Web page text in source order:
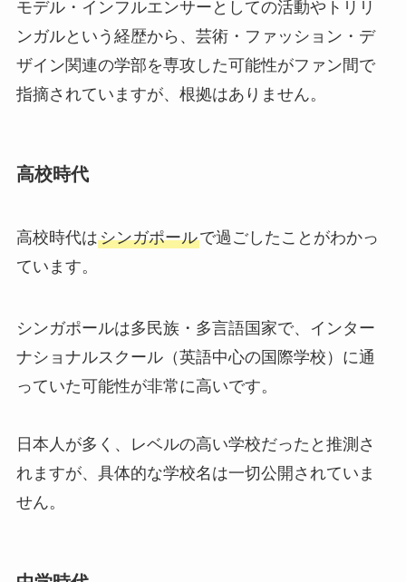
モデル・インフルエンサーとしての活動やトリリ
ンガルという経歴から、芸術・ファッション・デ
ザイン関連の学部を専攻した可能性がファン間で
指摘されていますが、根拠はありません。
高校時代
高校時代はシンガポールで過ごしたことがわかっ
ています。
シンガポールは多民族・多言語国家で、インター
ナショナルスクール（英語中心の国際学校）に通
っていた可能性が非常に高いです。
日本人が多く、レベルの高い学校だったと推測さ
れますが、具体的な学校名は一切公開されていま
せん。